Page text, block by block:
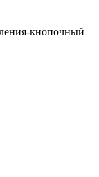
кнопочный